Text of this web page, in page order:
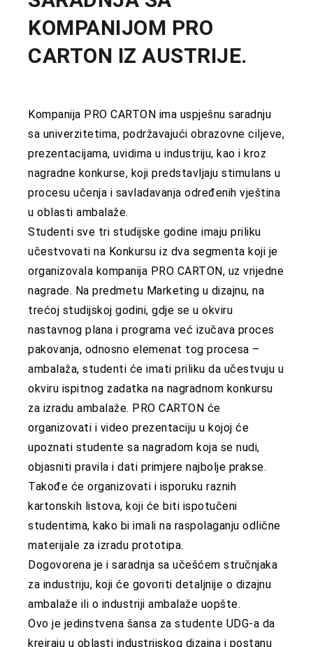
KOMPANIJOM PRO
CARTON IZ AUSTRIJE.
Kompanija PRO CARTON ima uspješnu saradnju
sa univerzitetima, podržavajući obrazovne ciljeve,
prezentacijama, uvidima u industriju, kao i kroz
nagradne konkurse, koji predstavljaju stimulans u
procesu učenja i savladavanja određenih vještina
u oblasti ambalaže.
Studenti sve tri studijske godine imaju priliku
učestvovati na Konkursu iz dva segmenta koji je
organizovala kompanija PRO CARTON, uz vrijedne
nagrade. Na predmetu Marketing u dizajnu, na
trećoj studijskoj godini, gdje se u okviru
nastavnog plana i programa već izučava proces
pakovanja, odnosno elemenat tog procesa –
ambalaža, studenti će imati priliku da učestvuju u
okviru ispitnog zadatka na nagradnom konkursu
za izradu ambalaže. PRO CARTON će
organizovati i video prezentaciju u kojoj će
upoznati studente sa nagradom koja se nudi,
objasniti pravila i dati primjere najbolje prakse.
Takođe će organizovati i isporuku raznih
kartonskih listova, koji će biti ispotučeni
studentima, kako bi imali na raspolaganju odlične
materijale za izradu prototipa.
Dogovorena je i saradnja sa učešćem stručnjaka
za industriju, koji će govoriti detaljnije o dizajnu
ambalaže ili o industriji ambalaže uopšte.
Ovo je jedinstvena šansa za studente UDG-a da
kreiraju u oblasti industrijskog dizajna i postanu